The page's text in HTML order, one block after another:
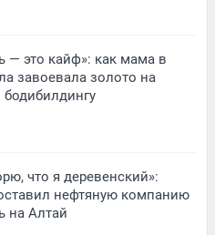
— это кайф»: как мама в
завоевала золото на
что я деревенский»:
нефтяную компанию
на Алтай